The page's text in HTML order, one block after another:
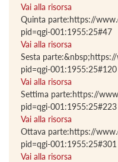
Vai alla risorsa
Quinta parte:https://
pid=qgi-001:1955:25#47
Vai alla risorsa
Sesta
pid=qgi-001:1955:25#120
Vai alla risorsa
Settima parte:https://
pid=qgi-001:1955:25#223
Vai alla risorsa
Ottava parte:https://
pid=qgi-001:1955:25#301
Vai alla risorsa